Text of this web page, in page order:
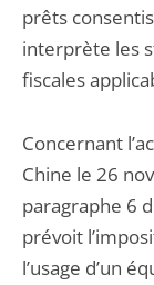
prêts
interprète les
fiscales
Concernant
Chine le 26
paragraphe 6
prévoit
l’usage d’un